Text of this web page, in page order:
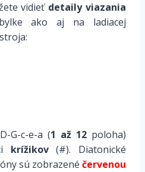
vidieť detaily viazania
ako aj na ladiacej
G-c-e-a (1 až 12 poloha)
krížikov(#). Diatonické
sú zobrazené červenou